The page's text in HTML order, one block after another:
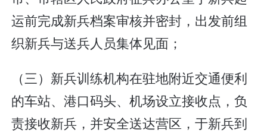
运前完成新兵档案审核并密封，出发前组
织新兵与送兵人员集体见面；
（三）新兵训练机构在驻地附近交通便利
的车站、港口码头、机场设立接收点，负
责接收新兵，并安全送达营区，于新兵到